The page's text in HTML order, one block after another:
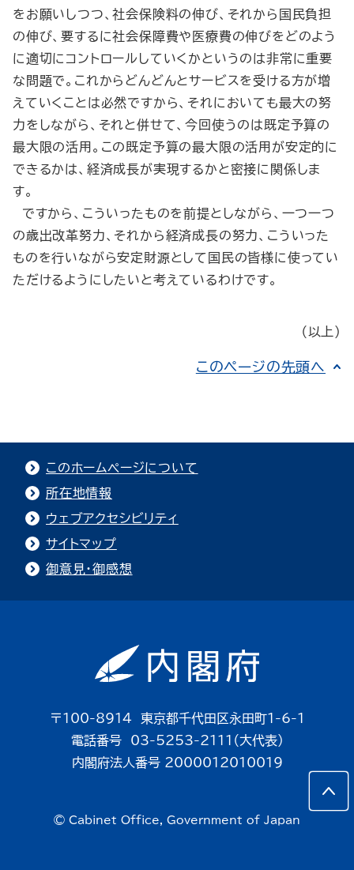
をお願いしつつ、社会保険料の伸び、それから国民負担
の伸び、要するに社会保障費や医療費の伸びをどのよう
に適切にコントロールしていくかというのは非常に重要
な問題で。これからどんどんとサービスを受ける方が増
えていくことは必然ですから、それにおいても最大の努
力をしながら、それと併せて、今回使うのは既定予算の
最大限の活用。この既定予算の最大限の活用が安定的に
できるかは、経済成長が実現するかと密接に関係しま
す。
ですから、こういったものを前提としながら、一つ一つ
の歳出改革努力、それから経済成長の努力、こういった
ものを行いながら安定財源として国民の皆様に使ってい
ただけるようにしたいと考えているわけです。
（以上）
このページの先頭へ
このホームページについて
所在地情報
ウェブアクセシビリティ
サイトマップ
御意見・御感想
〒100-8914 東京都千代田区永田町1-6-1
電話番号 03-5253-2111（大代表）
内閣府法人番号 2000012010019
© Cabinet Office, Government of Japan